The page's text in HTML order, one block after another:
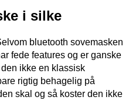
i silke
bluetooth sovemasken
fede features og er ganske
ikke en klassisk
rigtig behagelig på
skal og så koster den ikke